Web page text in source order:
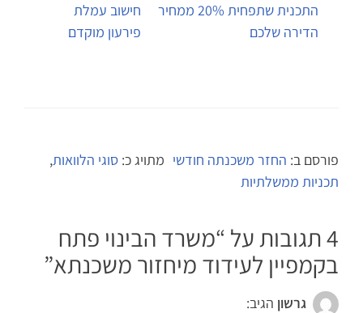
התכנית שתפחית 20% ממחיר
הדירה שלכם
חישוב עמלת
פירעון מוקדם
פורסם ב: החזר משכנתה חודשי מתויג כ: סוגי הלוואות,
תכניות ממשלתיות
4 תגובות על “
משרד הבינוי פתח
בקמפיין לעידוד מיחזור משכנתא”
גרשון הגיב: